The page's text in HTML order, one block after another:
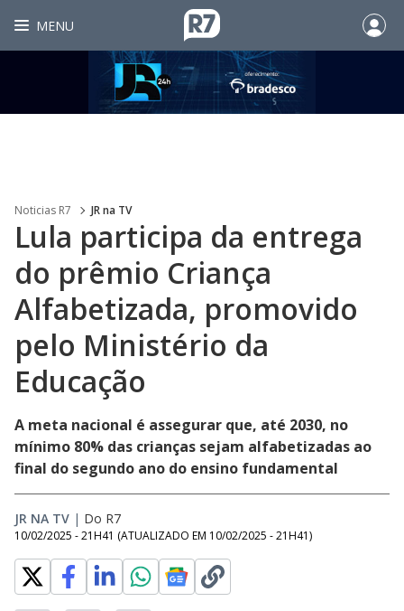
MENU
Noticias R7 JR na TV
Lula participa da entrega
do prêmio Criança
Alfabetizada, promovido
pelo Ministério da
Educação
A meta nacional é assegurar que, até 2030, no
mínimo 80% das crianças sejam alfabetizadas ao
final do segundo ano do ensino fundamental
JR NA TV | Do R7
10/02/2025 - 21H41 (ATUALIZADO EM 10/02/2025 - 21H41)